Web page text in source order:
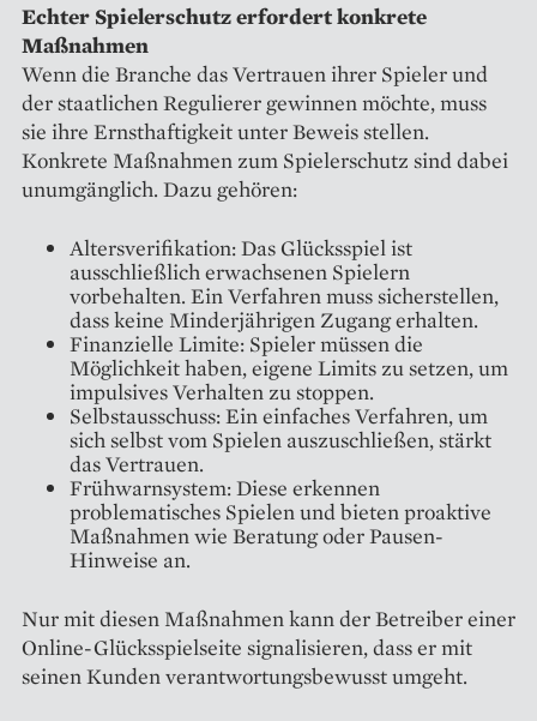
Echter Spielerschutz erfordert konkrete
Maßnahmen
Wenn die Branche das Vertrauen ihrer Spieler und
der staatlichen Regulierer gewinnen möchte, muss
sie ihre Ernsthaftigkeit unter Beweis stellen.
Konkrete Maßnahmen zum Spielerschutz sind dabei
unumgänglich. Dazu gehören:
Altersverifikation: Das Glücksspiel ist
ausschließlich erwachsenen Spielern
vorbehalten. Ein Verfahren muss sicherstellen,
dass keine Minderjährigen Zugang erhalten.
Finanzielle Limite: Spieler müssen die
Möglichkeit haben, eigene Limits zu setzen, um
impulsives Verhalten zu stoppen.
Selbstausschuss: Ein einfaches Verfahren, um
sich selbst vom Spielen auszuschließen, stärkt
das Vertrauen.
Frühwarnsystem: Diese erkennen
problematisches Spielen und bieten proaktive
Maßnahmen wie Beratung oder Pausen-
Hinweise an.
Nur mit diesen Maßnahmen kann der Betreiber einer
Online-Glücksspielseite signalisieren, dass er mit
seinen Kunden verantwortungsbewusst umgeht.